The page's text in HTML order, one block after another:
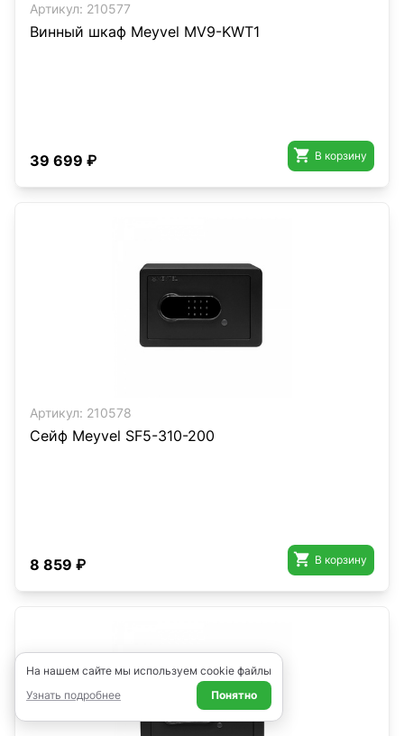
Артикул: 210577
Винный шкаф Meyvel MV9-KWT1
39 699 ₽  В корзину
Артикул: 210578
Сейф Meyvel SF5-310-200
8 859 ₽  В корзину
На нашем сайте мы используем cookie файлы
Узнать подробнее
Понятно